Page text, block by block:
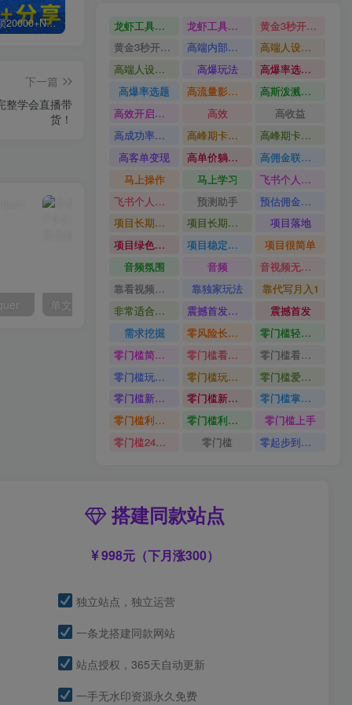
白菜价解锁20000+N个赚钱机会，加入轻创终点站会员，全站资源免费学习。 【站长运营资料】无水印课程资源
下一篇
整学会直播带
货！
单文件制作工具 7.0.2.3861_x86/x64
龙虾工具完整部署教学图文视频理财多赛道AI变现 龙虾工具完整部署教学
黄金3秒开头与标题海报玩法六大运营硬核技能高效变现
黄金3秒开头与标题海报玩法
高端内部魔灵召唤挂G打金
高端人设搭建积累客户信任图文剪辑谈单转化实操教学
高端人设搭建积累客户信任
高爆玩法
高爆率选题方法
高爆率选题
高流量影视片
高斯泼溅与游戏化交互课程
高效开启跨境賺钱新通道
高效
高收益
高成功率爆款全流程打法
高峰期卡顿利润被抽干私域直播核心痛点解析
高峰期卡顿利润被抽干
高客单变现
高单价躺賺玩法
高佣金联盟课
马上操作
马上学习
飞书个人版100G注册教程无需额外扩容
飞书个人版100G注册教程
预测助手
预估佣金有2200
项目长期稳定宝妈上班族既能兼职增收
项目长期稳定
项目落地
项目绿色长久
项目稳定落地两年以上
项目很简单
音频氛围
音频
音视频无损切割剪辑神器
靠看视频就能在YouTube上賺到钱
靠独家玩法
靠代写月入1
非常适合小白快速上手
震撼首发小白利用电脑做游戏搬砖
震撼首发
需求挖掘
零风险长期做
零门槛轻资产创业
零门槛简单易上手
零门槛看完就能上手只需一部手机轻松日收30
零门槛看完就能上手
零门槛玩转伙伴计划与精选独家单日稳定收益1k
零门槛玩转伙伴计划与精选独家
零门槛爱奇艺变现冷门赛道
零门槛新手快速入门闲鱼电商日赚百元新手必看教程
零门槛新手快速入门闲鱼电商日赚百元
零门槛掌握汽车赛道变现玩法
零门槛利用AI只需几分钟轻松做出带货短视频
零门槛利用AI
零门槛上手
零门槛24小时无人值守被动创收项目
零门槛 零起步到独立实操
搭建同款站点
998元（下月涨300）
独立站点，独立运营
一条龙搭建同款网站
站点授权，365天自动更新
一手无水印资源永久免费